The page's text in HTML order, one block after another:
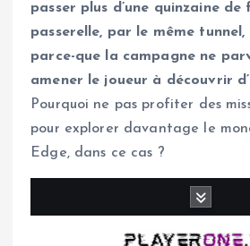
passer plus d’une quinzaine
passerelle, par le même
parce-que la campagne ne
amener le joueur à découvrir
Pourquoi ne pas profiter des
pour explorer davantage le
Edge, dans ce cas ?